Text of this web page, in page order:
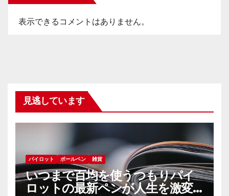
表示できるコメントはありません。
見逃しています
パイロット ボールペン 雑貨
いつまで百均を使うつもりパイ
ロットの最新ペンが人生を激変